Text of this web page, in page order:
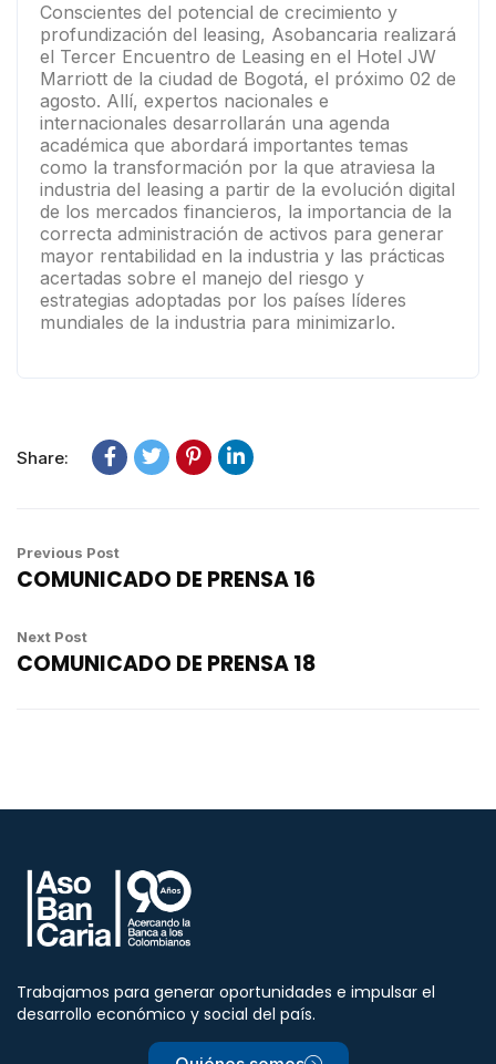
Conscientes del potencial de crecimiento y
profundización del leasing, Asobancaria realizará
el Tercer Encuentro de Leasing en el Hotel JW
Marriott de la ciudad de Bogotá, el próximo 02 de
agosto. Allí, expertos nacionales e
internacionales desarrollarán una agenda
académica que abordará importantes temas
como la transformación por la que atraviesa la
industria del leasing a partir de la evolución digital
de los mercados financieros, la importancia de la
correcta administración de activos para generar
mayor rentabilidad en la industria y las prácticas
acertadas sobre el manejo del riesgo y
estrategias adoptadas por los países líderes
mundiales de la industria para minimizarlo.
Share:
Previous Post
COMUNICADO DE PRENSA 16
Next Post
COMUNICADO DE PRENSA 18
Trabajamos para generar oportunidades e impulsar el
desarrollo económico y social del país.